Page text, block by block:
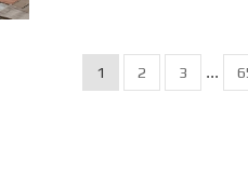
1 2 3 ...